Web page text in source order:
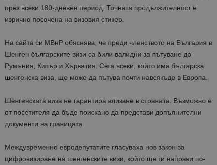
през всеки 180-дневен период. Точната продължителност е
изрично посочена на визовия стикер.
На сайта си МВнР обяснява, че преди членството на България в
Шенген българските визи са били валидни за пътуване до
Румъния, Кипър и Хърватия. Сега всеки, който има българска
шенгенска виза, ще може да пътува почти навсякъде в Европа.
Шенгенската виза не гарантира влизане в страната. Възможно е
от посетителя да бъде поискано да представи допълнителни
документи на границата.
Междувременно евродепутатите гласуваха нов закон за
цифровизиране на шенгенските визи, който ще ги направи по-